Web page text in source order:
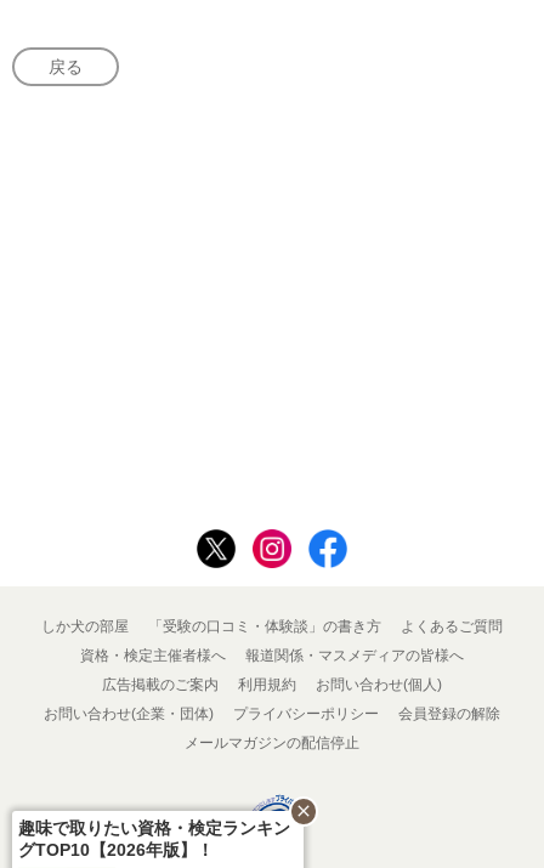
戻る
しか犬の部屋 「受験の口コミ・体験談」の書き方
よくあるご質問
資格・検定主催者様へ
報道関係・マスメディアの皆様へ
広告掲載のご案内
利用規約
お問い合わせ(個人)
お問い合わせ(企業・団体)
プライバシーポリシー
会員登録の解除
メールマガジンの配信停止
趣味で取りたい資格・検定ランキン
グTOP10【2026年版】！
close